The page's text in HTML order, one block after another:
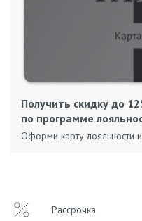
Получить скидку до
по программе
Оформи карту лояльности
Рассрочка